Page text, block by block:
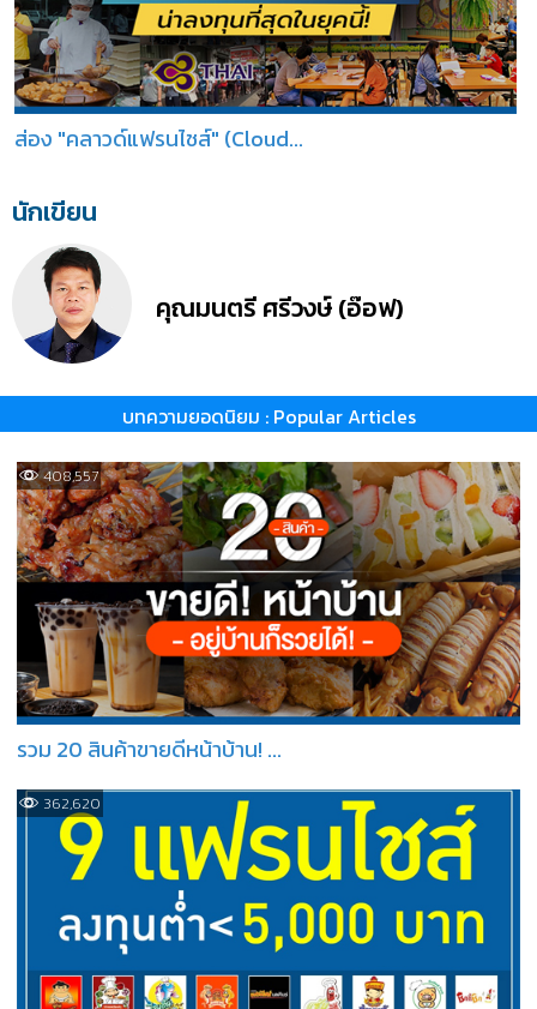
ส่อง "คลาวด์แฟรนไชส์" (Cloud...
นักเขียน
คุณมนตรี ศรีวงษ์ (อ๊อฟ)
บทความยอดนิยม : Popular Articles
408,557
รวม 20 สินค้าขายดีหน้าบ้าน! ...
362,620